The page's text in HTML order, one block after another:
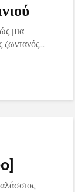
μια
ζωντανός...